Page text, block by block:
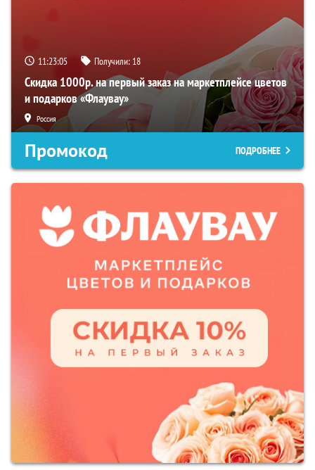
11:23:04 Получили: 18
Скидка 1000р. на первый заказ на маркетплейсе цветов
и подарков «Флаувау»
Россия
Промокод ПОДРОБНЕЕ